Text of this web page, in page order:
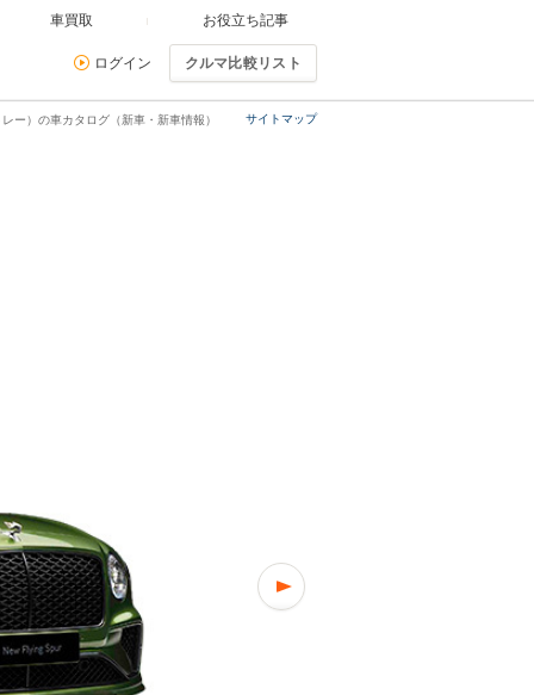
車買取 お役立ち記事
ログイン クルマ比較リスト
サイトマップ
ー）の車カタログ（新車・新車情報）